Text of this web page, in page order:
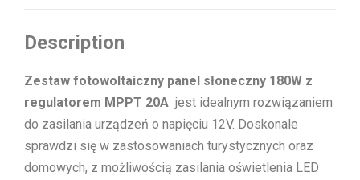
Description
Zestaw fotowoltaiczny panel słoneczny 180W z
regulatorem MPPT 20A jest idealnym rozwiązaniem
do zasilania urządzeń o napięciu 12V. Doskonale
sprawdzi się w zastosowaniach turystycznych oraz
domowych, z możliwością zasilania oświetlenia LED